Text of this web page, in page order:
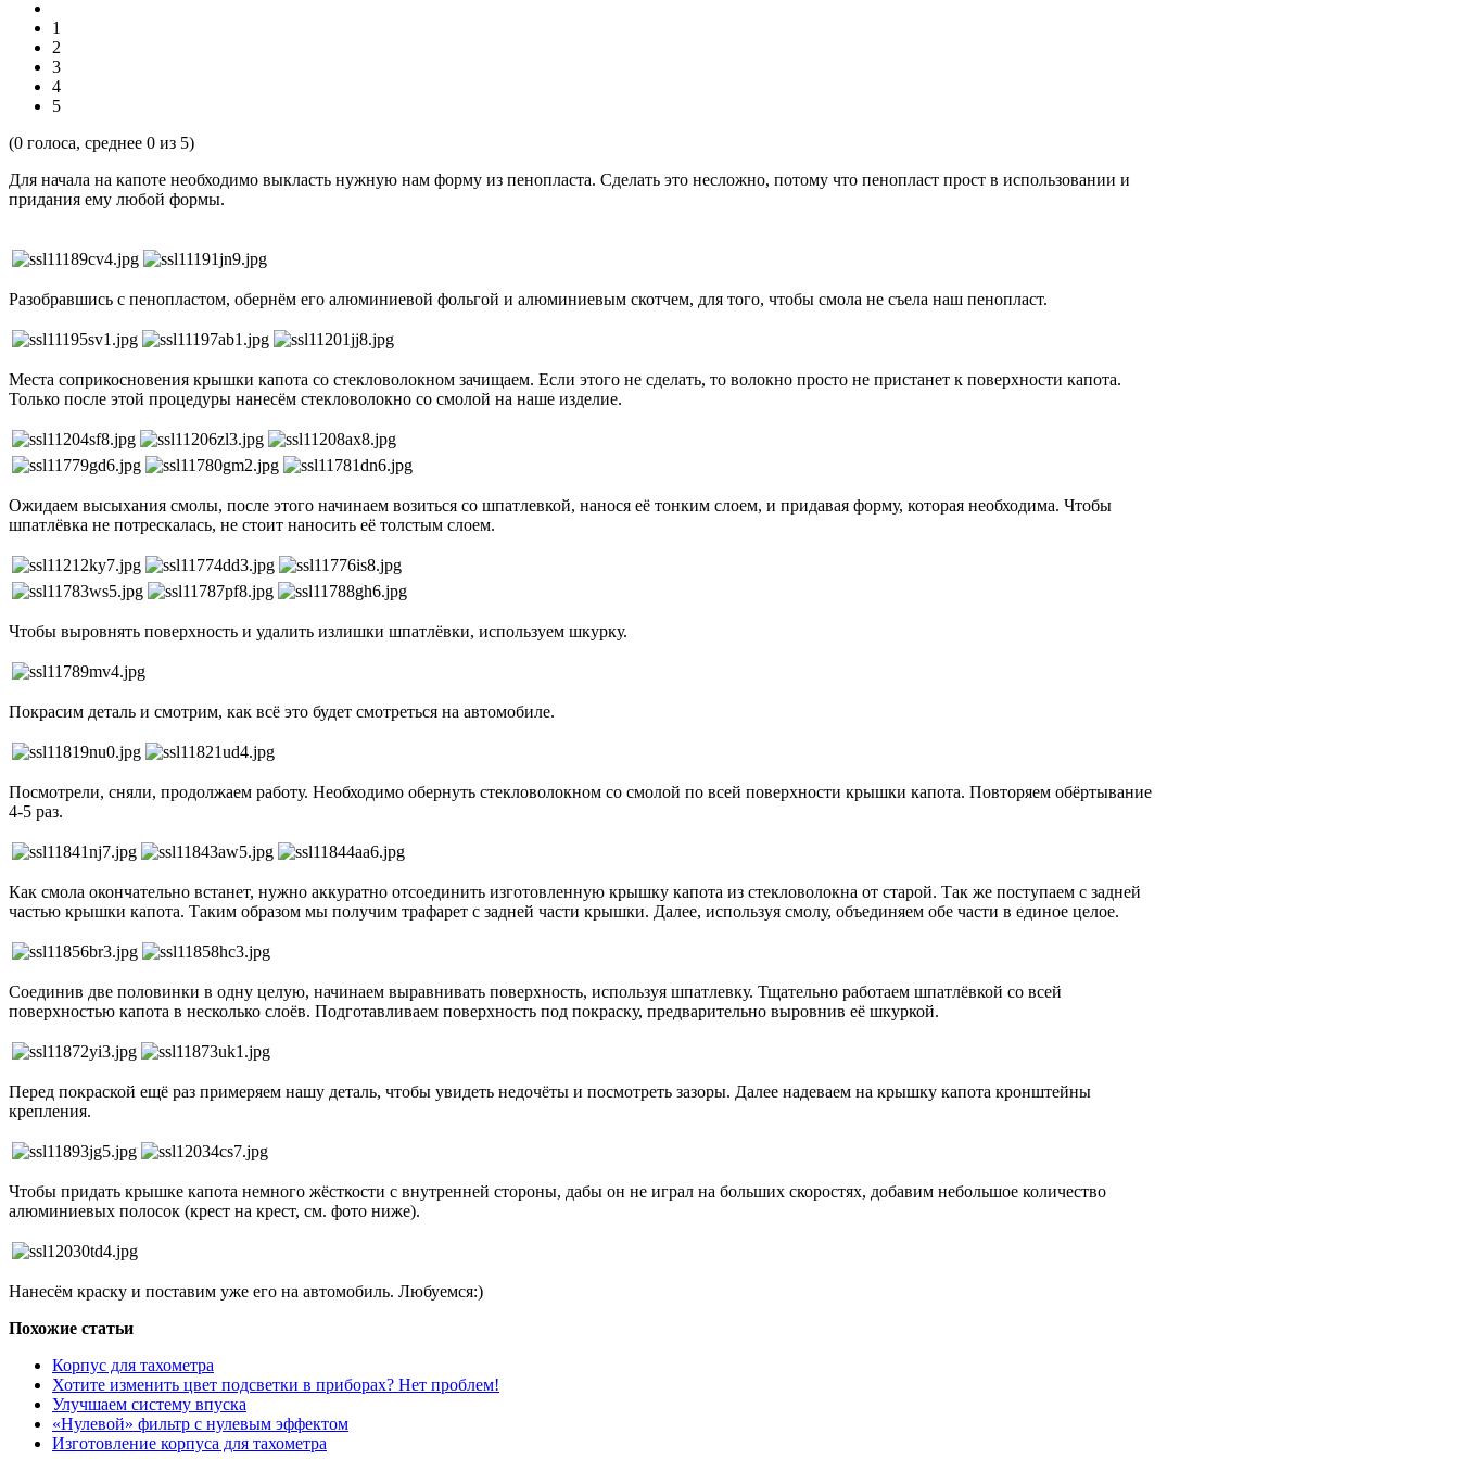
1
2
3
4
5
(0 голоса, среднее 0 из 5)
Для начала на капоте необходимо выкласть нужную нам форму из пенопласта. Сделать это несложно, потому что пенопласт прост в использовании и
придания ему любой формы.
Разобравшись с пенопластом, обернём его алюминиевой фольгой и алюминиевым скотчем, для того, чтобы смола не съела наш пенопласт.
Места соприкосновения крышки капота со стекловолокном зачищаем. Если этого не сделать, то волокно просто не пристанет к поверхности капота.
Только после этой процедуры нанесём стекловолокно со смолой на наше изделие.
Ожидаем высыхания смолы, после этого начинаем возиться со шпатлевкой, нанося её тонким слоем, и придавая форму, которая необходима. Чтобы
шпатлёвка не потрескалась, не стоит наносить её толстым слоем.
Чтобы выровнять поверхность и удалить излишки шпатлёвки, используем шкурку.
Покрасим деталь и смотрим, как всё это будет смотреться на автомобиле.
Посмотрели, сняли, продолжаем работу. Необходимо обернуть стекловолокном со смолой по всей поверхности крышки капота. Повторяем обёртывание
4-5 раз.
Как смола окончательно встанет, нужно аккуратно отсоединить изготовленную крышку капота из стекловолокна от старой. Так же поступаем с задней
частью крышки капота. Таким образом мы получим трафарет с задней части крышки. Далее, используя смолу, объединяем обе части в единое целое.
Соединив две половинки в одну целую, начинаем выравнивать поверхность, используя шпатлевку. Тщательно работаем шпатлёвкой со всей
поверхностью капота в несколько слоёв. Подготавливаем поверхность под покраску, предварительно выровнив её шкуркой.
Перед покраской ещё раз примеряем нашу деталь, чтобы увидеть недочёты и посмотреть зазоры. Далее надеваем на крышку капота кронштейны
крепления.
Чтобы придать крышке капота немного жёсткости с внутренней стороны, дабы он не играл на больших скоростях, добавим небольшое количество
алюминиевых полосок (крест на крест, см. фото ниже).
Нанесём краску и поставим уже его на автомобиль. Любуемся:)
Похожие статьи
Корпус для тахометра
Хотите изменить цвет подсветки в приборах? Нет проблем!
Улучшаем систему впуска
«Нулевой» фильтр с нулевым эффектом
Изготовление корпуса для тахометра